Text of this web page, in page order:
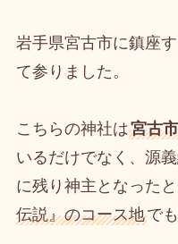
岩手県宮古市に鎮座
て参りました。
こちらの神社は宮古
いるだけでなく、源
に残り神主となった
伝説』のコース地で